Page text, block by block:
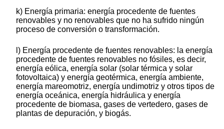
k) Energía primaria: energía procedente de fuentes
renovables y no renovables que no ha sufrido ningún
proceso de conversión o transformación.
l) Energía procedente de fuentes renovables: la energía
procedente de fuentes renovables no fósiles, es decir,
energía eólica, energía solar (solar térmica y solar
fotovoltaica) y energía geotérmica, energía ambiente,
energía mareomotriz, energía undimotriz y otros tipos de
energía oceánica, energía hidráulica y energía
procedente de biomasa, gases de vertedero, gases de
plantas de depuración, y biogás.